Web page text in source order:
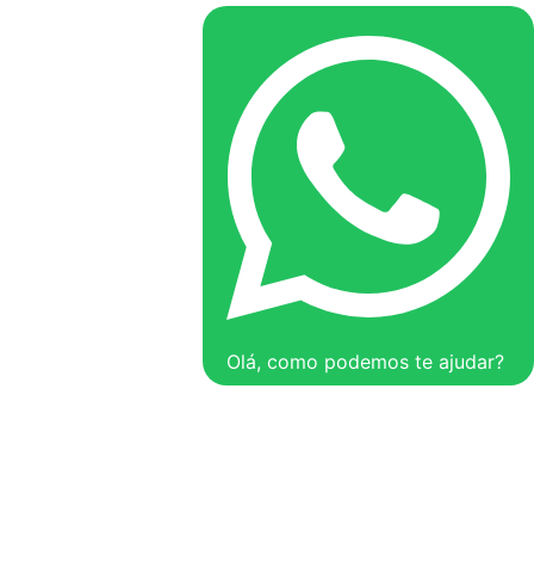
Olá, como podemos te ajudar?